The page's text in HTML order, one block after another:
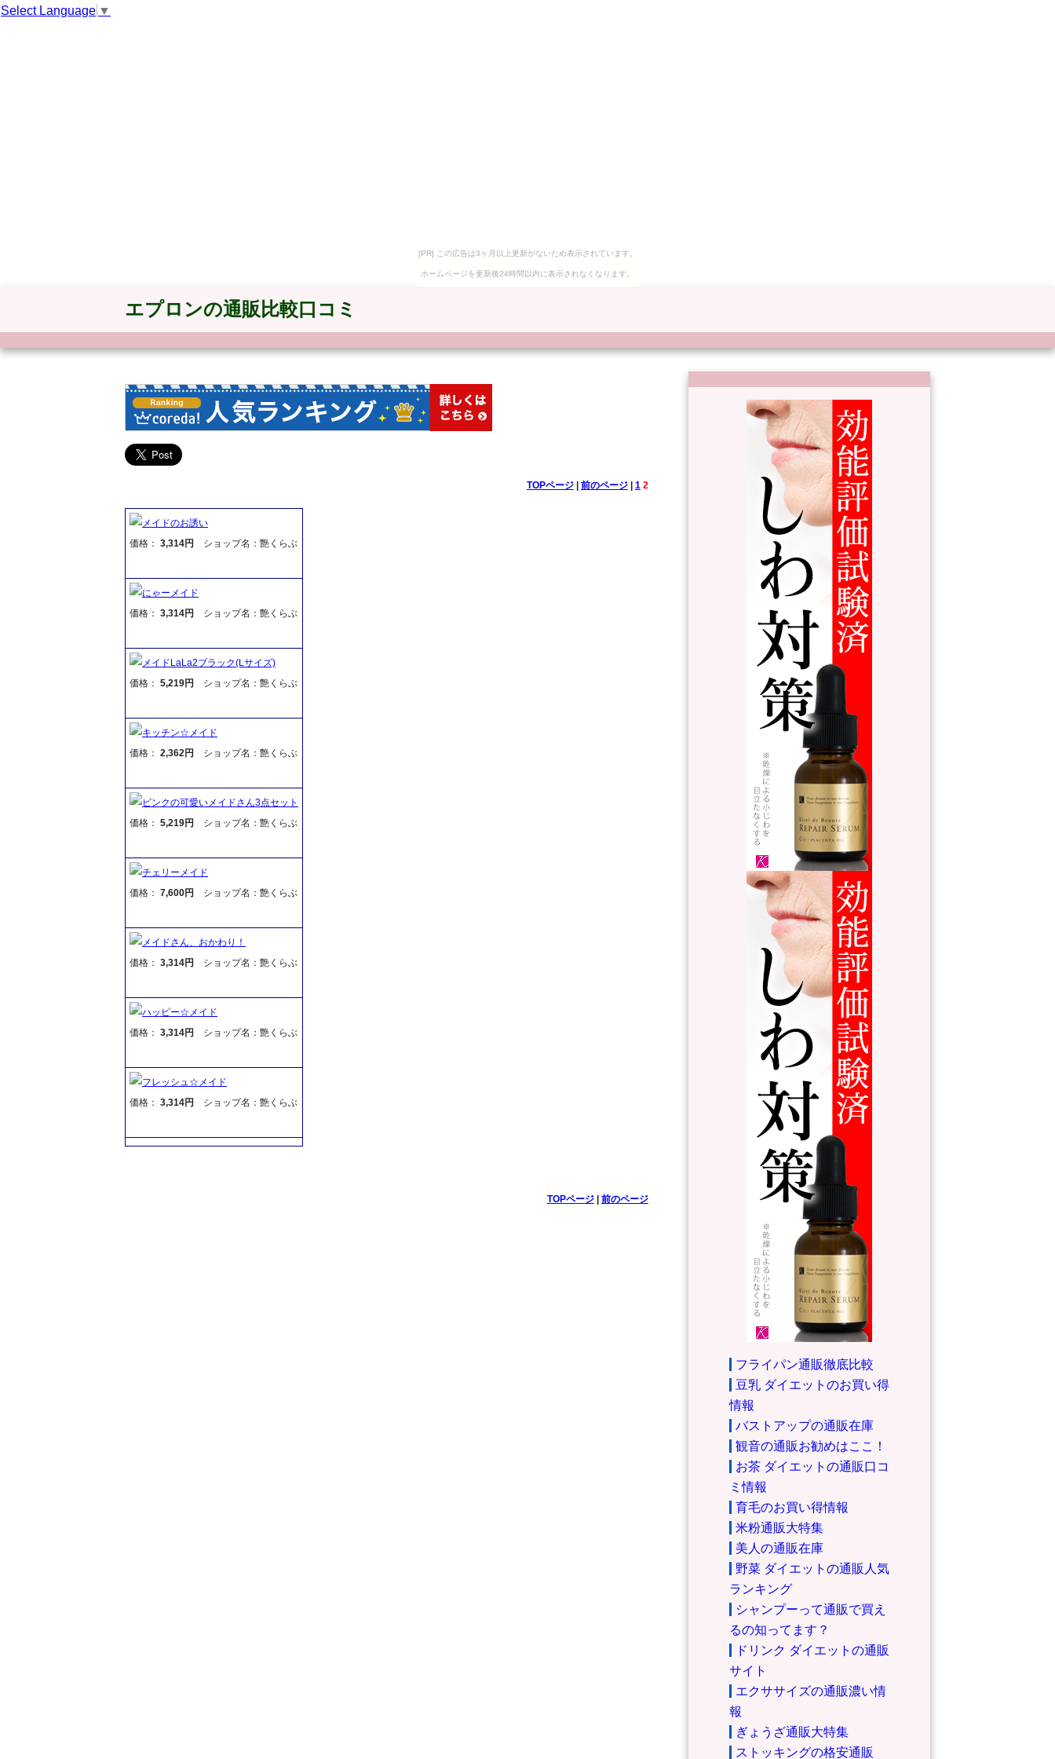
Select Language ▼
[PR] この広告は3ヶ月以上更新がないため表示されています。
ホームページを更新後24時間以内に表示されなくなります。
エプロンの通販比較口コミ
TOPページ| 前のページ| 1 2
メイドのお誘い
価格： 3,314円 ショップ名：艶くらぶ
にゃーメイド
価格： 3,314円 ショップ名：艶くらぶ
メイドLaLa2ブラック(Lサイズ)
価格： 5,219円 ショップ名：艶くらぶ
キッチン☆メイド
価格： 2,362円 ショップ名：艶くらぶ
ピンクの可愛いメイドさん3点セット
価格： 5,219円 ショップ名：艶くらぶ
チェリーメイド
価格： 7,600円 ショップ名：艶くらぶ
メイドさん、おかわり！
価格： 3,314円 ショップ名：艶くらぶ
ハッピー☆メイド
価格： 3,314円 ショップ名：艶くらぶ
フレッシュ☆メイド
価格： 3,314円 ショップ名：艶くらぶ
TOPページ| 前のページ
フライパン通販徹底比較
豆乳 ダイエットのお買い得
情報
バストアップの通販在庫
観音の通販お勧めはここ！
お茶 ダイエットの通販口コ
ミ情報
育毛のお買い得情報
米粉通販大特集
美人の通販在庫
野菜 ダイエットの通販人気
ランキング
シャンプーって通販で買え
るの知ってます？
ドリンク ダイエットの通販
サイト
エクササイズの通販濃い情
報
ぎょうざ通販大特集
ストッキングの格安通販